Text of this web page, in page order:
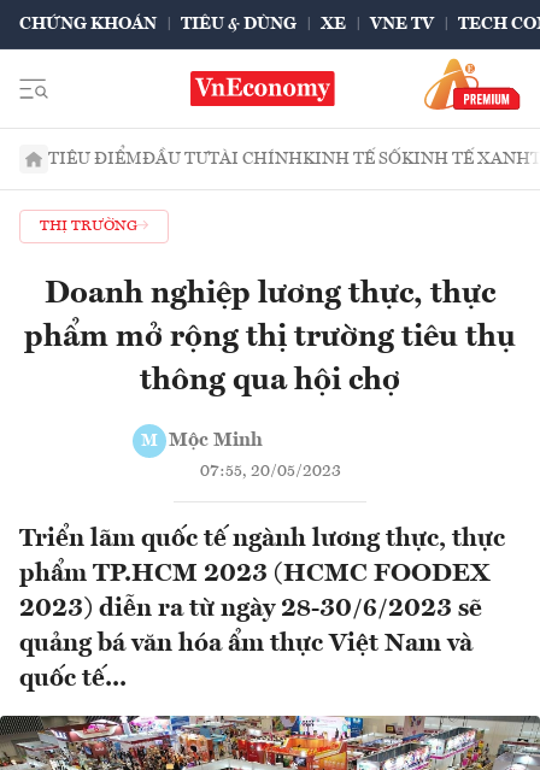
CHỨNG KHOÁN TIÊU & DÙNG XE VNE TV TECH
TIÊU ĐIỂMĐẦU TƯTÀI CHÍNHKINH TẾ SỐKINH TẾ XANH
THỊ TRƯỜNG
Doanh nghiệp lương thực, thực
phẩm mở rộng thị trường tiêu thụ
thông qua hội chợ
M Mộc Minh
07:55, 20/05/2023
Triển lãm quốc tế ngành lương thực, thực
phẩm TP.HCM 2023 (HCMC FOODEX
2023) diễn ra từ ngày 28-30/6/2023 sẽ
quảng bá văn hóa ẩm thực Việt Nam và
quốc tế...